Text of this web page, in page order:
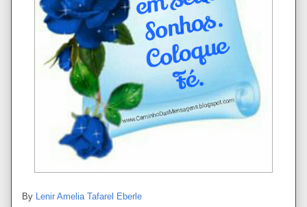
By Lenir Amelia Tafarel Eberle